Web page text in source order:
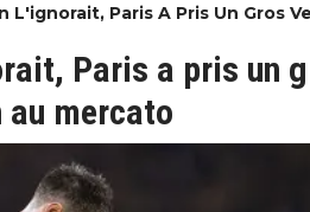
L'ignorait, Paris A Pris Un Gros
Mercato
Paris a pris un
au mercato